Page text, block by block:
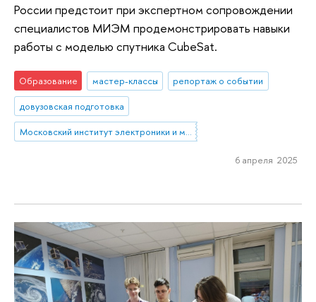
России предстоит при экспертном сопровождении
специалистов МИЭМ продемонстрировать навыки
работы с моделью спутника CubeSat.
Образование мастер-классы
репортаж о событии
довузовская подготовка
Московский институт электроники и математики им. А.Н. Тихонова
6 апреля 2025